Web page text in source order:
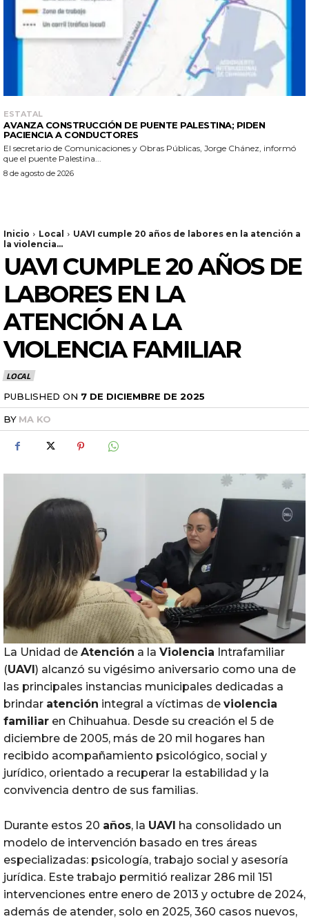
ESTATAL
AVANZA CONSTRUCCIÓN DE PUENTE PALESTINA; PIDEN
PACIENCIA A CONDUCTORES
El secretario de Comunicaciones y Obras Públicas, Jorge Chánez, informó
que el puente Palestina...
8 de agosto de 2026